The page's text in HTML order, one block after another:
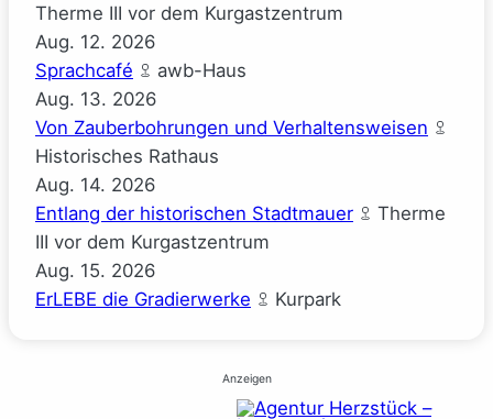
Therme III vor dem Kurgastzentrum
Aug. 12. 2026
Sprachcafé
awb-Haus
Aug. 13. 2026
Von Zauberbohrungen und Verhaltensweisen
Historisches Rathaus
Aug. 14. 2026
Entlang der historischen Stadtmauer
Therme
III vor dem Kurgastzentrum
Aug. 15. 2026
ErLEBE die Gradierwerke
Kurpark
Anzeigen